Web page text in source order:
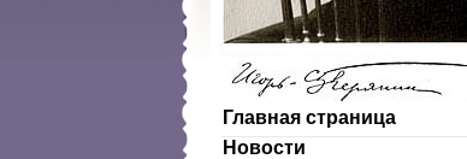
Главная страница
Новости